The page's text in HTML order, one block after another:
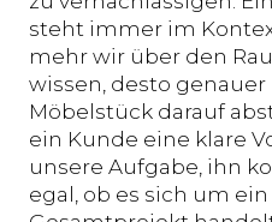
steht immer im
mehr wir über den
wissen, desto
Möbelstück darauf
ein Kunde eine klare
unsere Aufgabe, ihn
egal, ob es sich um